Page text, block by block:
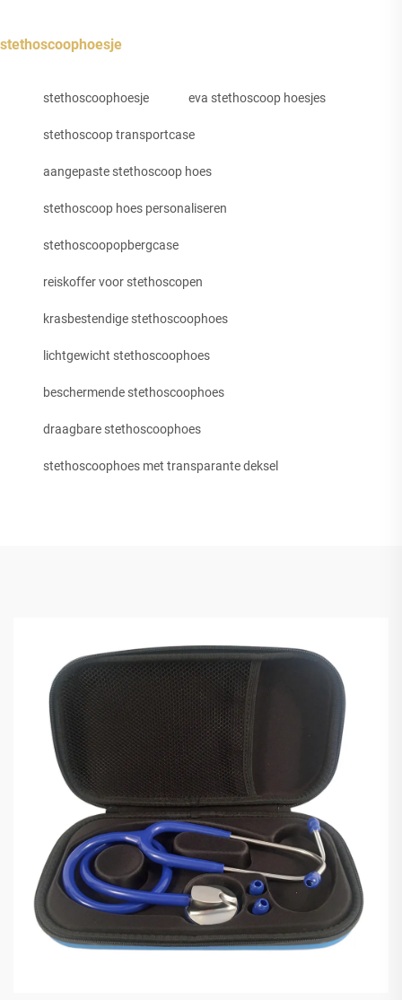
stethoscoophoesje
stethoscoophoesje eva stethoscoop hoesjes
stethoscoop transportcase
aangepaste stethoscoop hoes
stethoscoop hoes personaliseren
stethoscoopopbergcase
reiskoffer voor stethoscopen
krasbestendige stethoscoophoes
lichtgewicht stethoscoophoes
beschermende stethoscoophoes
draagbare stethoscoophoes
stethoscoophoes met transparante deksel